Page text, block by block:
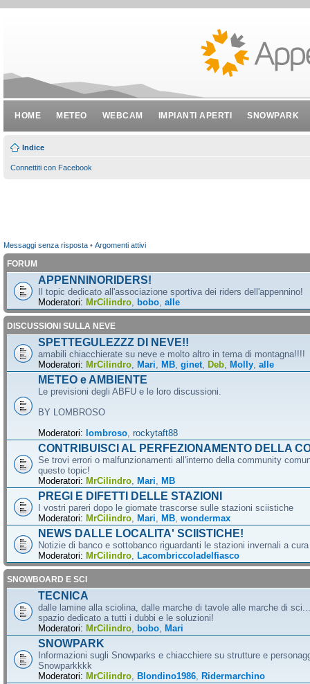
HOME METEO WEBCAM IMPIANTI APERTI SNOWPARK
Indice
Connettiti con Facebook
Messaggi senza risposta • Argomenti attivi
FORUM
APPENNINORIDERS!
Il topic dedicato all'associazione sportiva dei riders dell'appennino!
Moderatori: MrCilindro bobo alle
DISCUSSIONI SULLA NEVE
SPETTEGULEZZZ DI NEVE!!
amabili chiacchierate su neve e molto altro in tema di montagna!!!!
Moderatori: MrCilindro Mari MB ginet Deb Molly alle
METEO e AMBIENTE
Le previsioni degli ABFU e le loro discussioni.
BY LOMBROSO
Moderatori: lombroso rockytaft88
CONTRIBUISCI AL PERFEZIONAMENTO DELLA
Se trovi errori o malfunzionamenti all'interno della community
questo topic!
Moderatori: MrCilindro Mari MB
PREGI E DIFETTI DELLE STAZIONI
I vostri pareri dopo le giornate trascorse sulle stazioni sciistiche
Moderatori: MrCilindro Mari MB wondermax
NEWS DALLE LOCALITA' SCIISTICHE!
Notizie di banco e sottobanco riguardanti le stazioni invernali a
Moderatori: MrCilindro Lacombriccoladelfiasco
SNOWBOARD E SCI
TECNICA
dalle lamine alla sciolina, dalle marche di tavole alle marche di
spazio dedicato a tutti i dubbi e le soluzioni!
Moderatori: MrCilindro bobo Mari
SNOWPARK
Informazioni sugli Snowparks e chiacchiere su strutture e
Snowparkkkk
Moderatori: MrCilindro Blondino1986 Ridermarchino